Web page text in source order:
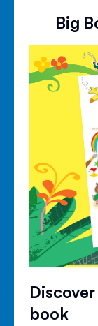
Big
book